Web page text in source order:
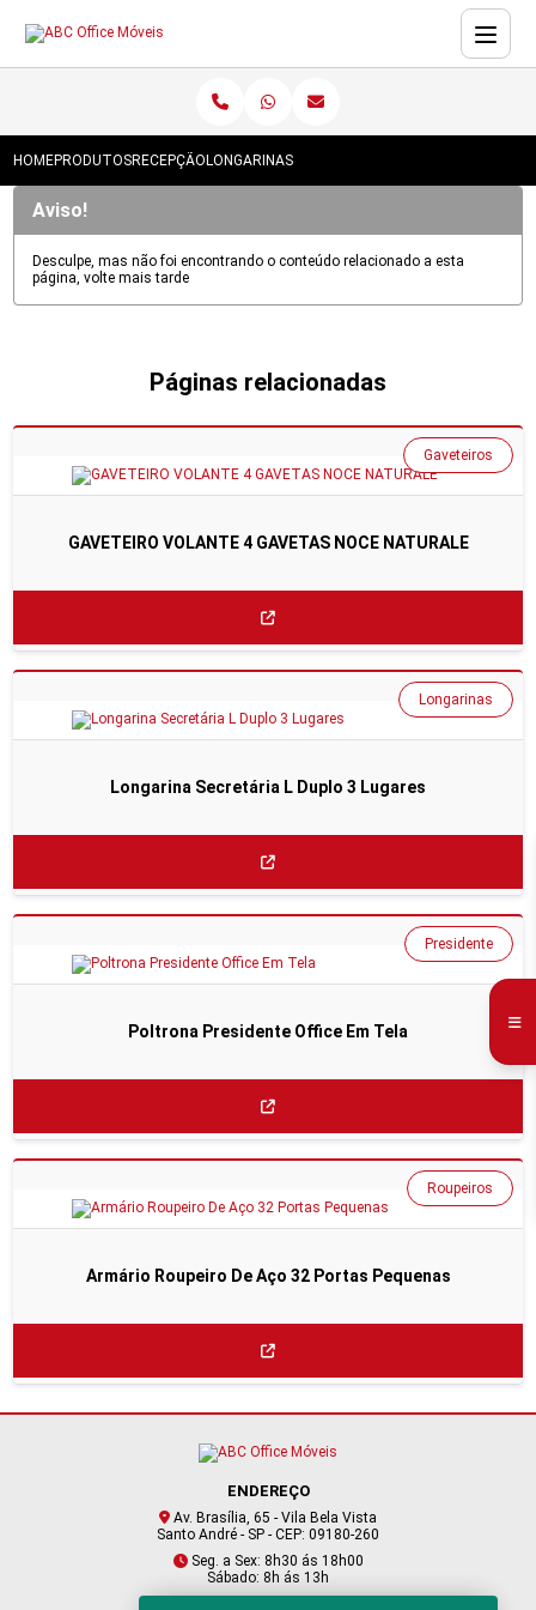
HOMEPRODUTOSRECEPÇÃO LONGARINAS
Aviso!
Desculpe, mas não foi encontrando o conteúdo relacionado a esta
página, volte mais tarde
Páginas relacionadas
GAVETEIRO VOLANTE 4 GAVETAS NOCE NATURALE
Gaveteiros
Longarina Secretária L Duplo 3 Lugares
Longarinas
Poltrona Presidente Office Em Tela
Presidente
Armário Roupeiro De Aço 32 Portas Pequenas
Roupeiros
ENDEREÇO
Av. Brasília, 65 - Vila Bela Vista
Santo André - SP - CEP: 09180-260
Seg. a Sex: 8h30 ás 18h00
Sábado: 8h ás 13h